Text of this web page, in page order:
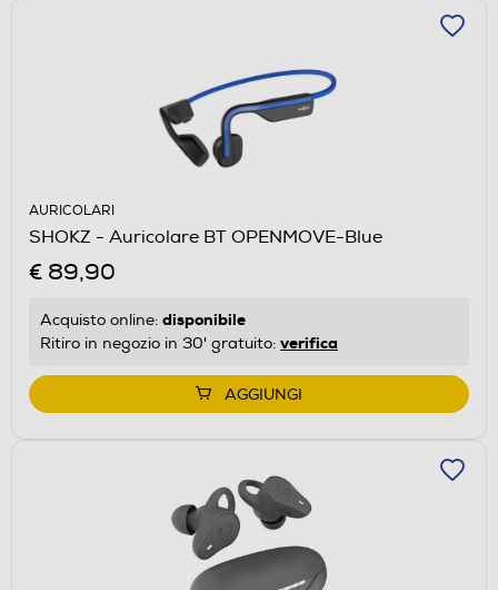
AURICOLARI
SHOKZ - Auricolare BT OPENMOVE-Blue
€ 89,90
Acquisto online: disponibile
Ritiro in negozio in 30' gratuito: verifica
AGGIUNGI